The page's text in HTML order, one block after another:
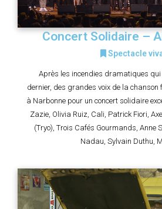
Concert Solidaire –
Spectacle
Après les incendies dramatiques qui
dernier, des grandes voix de la
à Narbonne pour un concert solidaire
Zazie, Olivia Ruiz, Cali, Patrick Fiori,
(Tryo), Trois Cafés Gourmands, Anne
Nadau, Sylvain Duthu,